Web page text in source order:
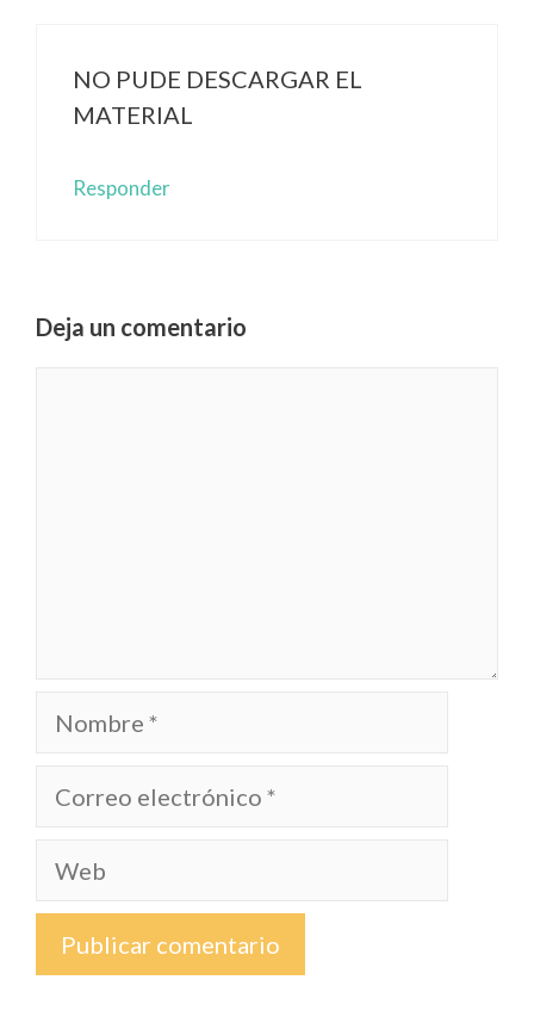
NO PUDE DESCARGAR EL
MATERIAL
Responder
Deja un comentario